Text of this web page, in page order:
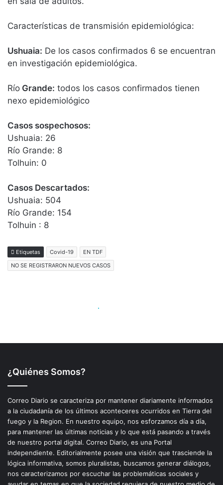
¿Quiénes Somos?
Correo Diario se caracteriza por mantener diariamente informados
a la ciudadanía de los últimos aconteceres ocurridos en Tierra del
fuego y la Region. En nuestro equipo, nos esforzamos día a día,
para mantener las últimas noticias y lo que está pasando a través
de nuestro portal digital. Correo Diario, es una Portal
independiente. Editorialmente posee una visión que trasciende la
lógica informativa, somos pluralistas, buscamos generar diálogos,
nos caracterizamos por escuchar las problemáticas sociales y